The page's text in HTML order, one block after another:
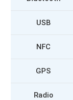
USB
NFC
GPS
Radio